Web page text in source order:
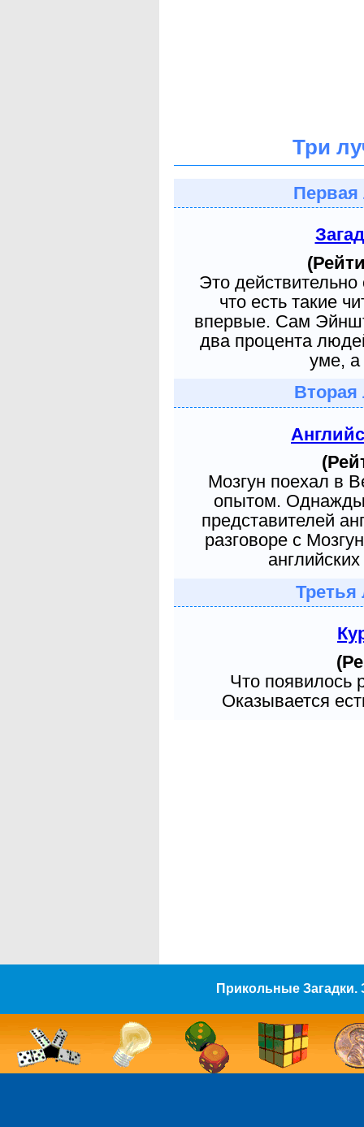
Три
Первая
Это
что есть такие
впервые. Сам
два процента
уме, а
Вторая
Мозгун поехал в
опытом. Однажды
представителей
разговоре с
Третья
Что появилось
Оказывается
Прикольные Загадки.